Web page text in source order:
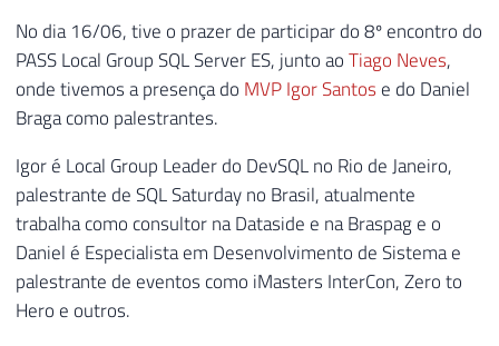
No dia 16/06, tive o prazer de participar do 8º encontro do
PASS Local Group SQL Server ES, junto aoTiago Neves,
onde tivemos a presença do MVP Igor Santos e do Daniel
Braga como palestrantes.
Igor é Local Group Leader do DevSQL no Rio de Janeiro,
palestrante de SQL Saturday no Brasil, atualmente
trabalha como consultor na Dataside e na Braspag e o
Daniel é Especialista em Desenvolvimento de Sistema e
palestrante de eventos como iMasters InterCon, Zero to
Hero e outros.